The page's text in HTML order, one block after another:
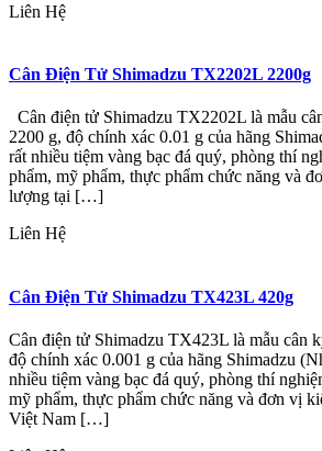
Liên Hệ
Cân Điện Tử Shimadzu TX2202L 2200g
Cân điện tử Shimadzu TX2202L là mẫu
2200 g, độ chính xác 0.01 g của hãng
rất nhiều tiệm vàng bạc đá quý, phòng thí
phẩm, mỹ phẩm, thực phẩm chức năng và
lượng tại […]
Liên Hệ
Cân Điện Tử Shimadzu TX423L 420g
Cân điện tử Shimadzu TX423L là mẫu cân
độ chính xác 0.001 g của hãng Shimadzu
nhiều tiệm vàng bạc đá quý, phòng thí
mỹ phẩm, thực phẩm chức năng và đơn vị
Việt Nam […]